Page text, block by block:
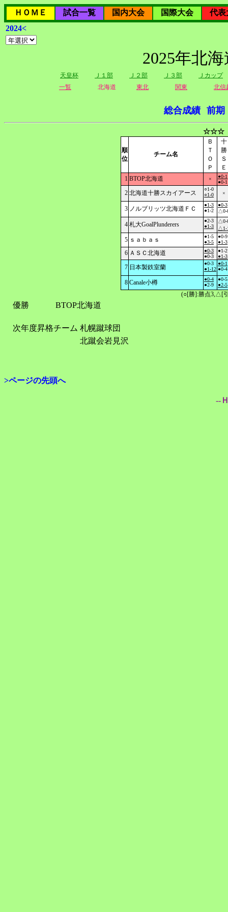
ＨＯＭＥ 試合一覧 国内大会 国際大会
代表
2024<
2025年北
天皇杯 Ｊ１部 Ｊ２部 Ｊ３部
Ｊカップ
一覧
北海道 東北 関東 北信
総合成績 前期
☆☆☆
順
位
チーム名
Ｂ
Ｔ
Ｏ
Ｐ
十
勝
Ｓ
Ｅ
1 BTOP北海道 ×
●0-1
●0-1
2 北海道十勝スカイアース
○1-0
○1-0
×
3 ノルブリッツ北海道ＦＣ
●1-3
●1-2
●0-3
△0-
4 札大GoalPlunderers
●2-3
●1-3
△0-
△1-
5 ｓａｂａｓ
●1-5
●3-5
●0-9
●1-3
6 ＡＳＣ北海道
●0-3
●0-3
●1-2
●1-3
7 日本製鉄室蘭
●0-3
●1-12
●0-1
●0-4
8 Canale小樽
●0-4
●2-9
●0-5
●2-5
(○[勝]:勝点3,△[
優勝 BTOP北海道
次年度昇格チーム 札幌蹴球団
北蹴会岩見沢
>ページの先頭へ
--